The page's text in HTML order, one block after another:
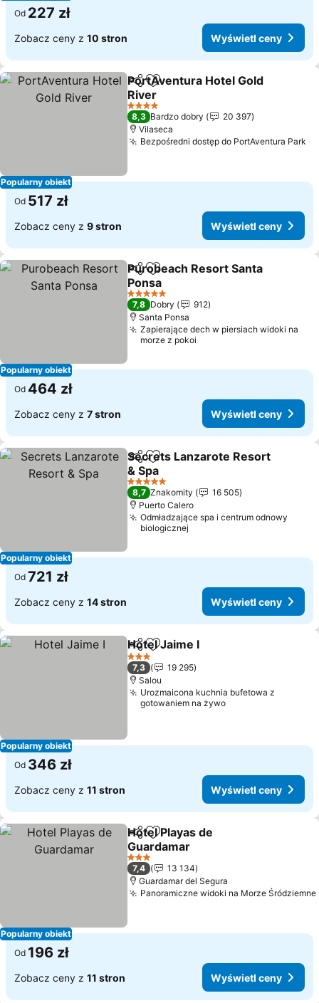
Od 227 zł
Zobacz ceny z 10 stron Wyświetl ceny
Popularny obiekt
Udostępnij
Dodaj do ulubionych
PortAventura Hotel Gold
River
4 Kategoria
8,3 Bardzo dobry
20 397
Vilaseca
Bezpośredni dostęp do PortAventura Park
Od 517 zł
Zobacz ceny z 9 stron Wyświetl ceny
Popularny obiekt
Udostępnij
Dodaj do ulubionych
Purobeach Resort Santa
Ponsa
5 Kategoria
7,8 Dobry
912
Santa Ponsa
Zapierające dech w piersiach widoki na
morze z pokoi
Od 464 zł
Zobacz ceny z 7 stron Wyświetl ceny
Popularny obiekt
Udostępnij
Dodaj do ulubionych
Secrets Lanzarote Resort
& Spa
5 Kategoria
8,7 Znakomity
16 505
Puerto Calero
Odmładzające spa i centrum odnowy
biologicznej
Od 721 zł
Zobacz ceny z 14 stron Wyświetl ceny
Popularny obiekt
Udostępnij
Dodaj do ulubionych
Hotel Jaime I
3 Kategoria
7,3
19 295
Salou
Urozmaicona kuchnia bufetowa z
gotowaniem na żywo
Od 346 zł
Zobacz ceny z 11 stron Wyświetl ceny
Popularny obiekt
Udostępnij
Dodaj do ulubionych
Hotel Playas de
Guardamar
3 Kategoria
7,4
13 134
Guardamar del Segura
Panoramiczne widoki na Morze Śródziemne
Od 196 zł
Zobacz ceny z 11 stron Wyświetl ceny